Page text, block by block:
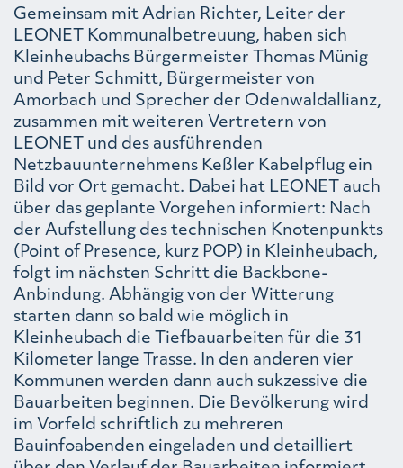
Gemeinsam mit Adrian Richter, Leiter der
LEONET Kommunalbetreuung, haben sich
Kleinheubachs Bürgermeister Thomas Münig
und Peter Schmitt, Bürgermeister von
Amorbach und Sprecher der Odenwaldallianz,
zusammen mit weiteren Vertretern von
LEONET und des ausführenden
Netzbauunternehmens Keßler Kabelpflug ein
Bild vor Ort gemacht. Dabei hat LEONET auch
über das geplante Vorgehen informiert: Nach
der Aufstellung des technischen Knotenpunkts
(Point of Presence, kurz POP) in Kleinheubach,
folgt im nächsten Schritt die Backbone-
Anbindung. Abhängig von der Witterung
starten dann so bald wie möglich in
Kleinheubach die Tiefbauarbeiten für die 31
Kilometer lange Trasse. In den anderen vier
Kommunen werden dann auch sukzessive die
Bauarbeiten beginnen. Die Bevölkerung wird
im Vorfeld schriftlich zu mehreren
Bauinfoabenden eingeladen und detailliert